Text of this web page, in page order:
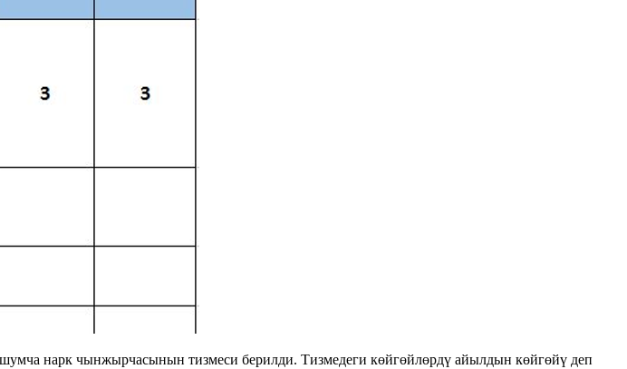
нарк чынжырчасынын тизмеси берилди. Тизмедеги көйгөйлөрдү айылдын көйгөйү деп